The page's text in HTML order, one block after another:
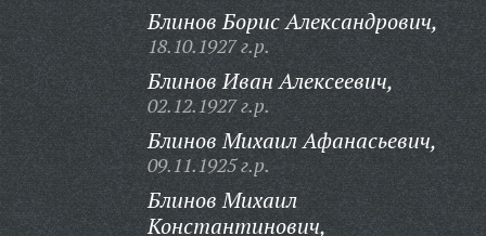
Блинов Борис Александрович,
18.10.1927 г.р.
Блинов Иван Алексеевич,
02.12.1927 г.р.
Блинов Михаил Афанасьевич,
09.11.1925 г.р.
Блинов Михаил
Константинович,